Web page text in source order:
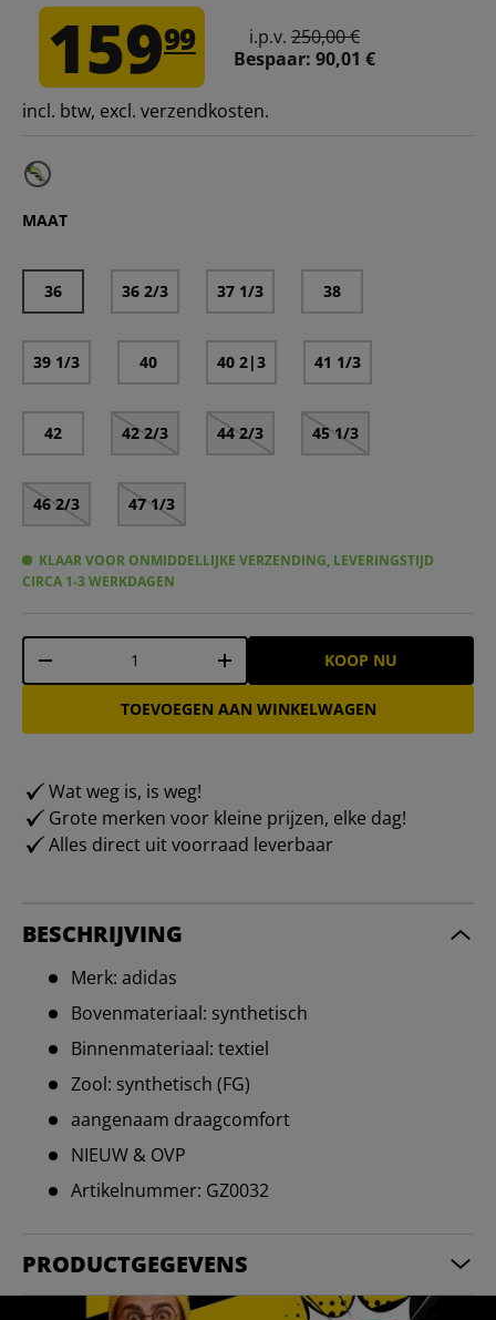
15999 i.p.v. 250,00 €
Bespaar: 90,01 €
incl. btw, excl. verzendkosten.
MAAT
36 36 2/3 37 1/3 38
39 1/3 40 40 2|3 41 1/3
42 42 2/3 44 2/3 45 1/3
46 2/3 47 1/3
KLAAR VOOR ONMIDDELLIJKE VERZENDING, LEVERINGSTIJD
CIRCA 1-3 WERKDAGEN
Aantal
-
+ KOOP NU
TOEVOEGEN AAN WINKELWAGEN
Wat weg is, is weg!
Grote merken voor kleine prijzen, elke dag!
Alles direct uit voorraad leverbaar
BESCHRIJVING
Merk: adidas
Bovenmateriaal: synthetisch
Binnenmateriaal: textiel
Zool: synthetisch (FG)
aangenaam draagcomfort
NIEUW & OVP
Artikelnummer: GZ0032
PRODUCTGEGEVENS